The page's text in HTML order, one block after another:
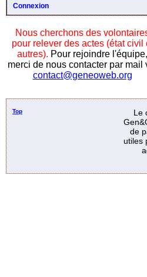
Connexion
Nous cherchons des
pour relever des actes (état civil
autres). Pour rejoindre l'équipe,
merci de nous contacter par mail
contact@geneoweb.org
Top
Le
de
utiles